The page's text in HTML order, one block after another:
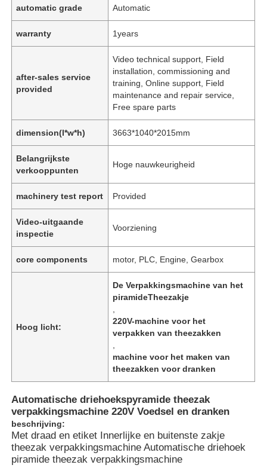
Huis
Producten
automatic grade Automatic
warranty 1years
after-sales service
provided
Video technical support, Field
installation, commissioning and
training, Online support, Field
maintenance and repair service,
Free spare parts
dimension(l*w*h) 3663*1040*2015mm
Belangrijkste
verkooppunten
Hoge nauwkeurigheid
machinery test report Provided
Video-uitgaande
inspectie
Voorziening
core components motor, PLC, Engine, Gearbox
Hoog licht:
De Verpakkingsmachine van het
piramideTheezakje
220V-machine voor het
verpakken van theezakken
machine voor het maken van
theezakken voor dranken
Automatische driehoekspyramide theezak
verpakkingsmachine 220V Voedsel en dranken
beschrijving:
Met draad en etiket Innerlijke en buitenste zakje
theezak verpakkingsmachine Automatische driehoek
piramide theezak verpakkingsmachine